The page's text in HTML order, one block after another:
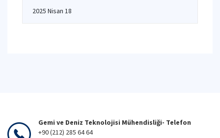
2025 Nisan 18
Gemi ve Deniz Teknolojisi Mühendisliği- Telefon
+90 (212) 285 64 64